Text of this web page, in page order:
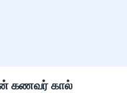
கணவர் கால்